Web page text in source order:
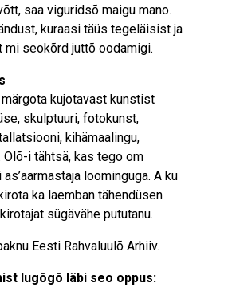
saa viguridsõ maigu mano.
kuraasi täüs tegeläisist ja
mi seokõrd juttõ oodamigi.
kujotavast kunstist
skulptuuri, fotokunst,
kihämaalingu,
Olõ-i tähtsä, kas tego om
loominguga. A ku
ka laemban tähendüsen
sügävähe pututanu.
Eesti Rahvaluulõ Arhiiv.
lugõgõ läbi seo oppus: